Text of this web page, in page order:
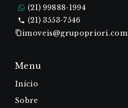
(21) 99888-1994
(21) 3553-7546
imoveis@grupopriori.com
Menu
Início
Sobre